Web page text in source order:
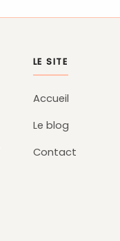
LE SITE
Accueil
Le blog
Contact